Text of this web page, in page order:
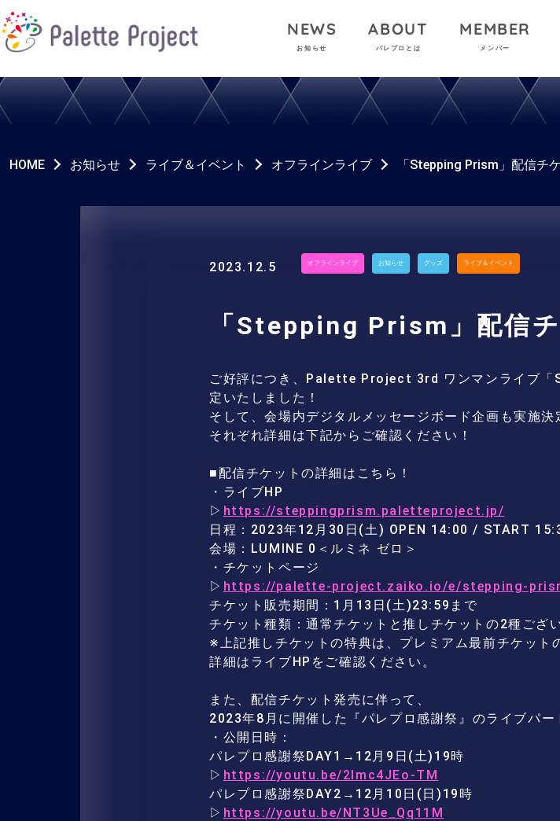
NEWS
お知らせ
ABOUT
パレプロとは
MEMBER
メンバー
HOME お知らせ ライブ＆イベント オフラインライブ 「Stepping Prism」配信チ
2023.12.5 オフラインライブ お知らせ グッズ ライブ＆イベント
「Stepping Prism」配信チ
ご好評につき、Palette Project 3rd ワンマンライブ
定いたしました！
そして、会場内デジタルメッセージボード企画も実施決
それぞれ詳細は下記からご確認ください！
■配信チケットの詳細はこちら！
・ライブHP
▷ https://steppingprism.paletteproject.jp/
日程：2023年12月30日(土) OPEN 14:00 / START
会場：LUMINE 0＜ルミネ ゼロ＞
・チケットページ
▷ https://palette-project.zaiko.io/e/stepping-
チケット販売期間：1月13日(土)23:59まで
チケット種類：通常チケットと推しチケットの2種ござ
※上記推しチケットの特典は、プレミアム最前チケット
詳細はライブHPをご確認ください。
また、配信チケット発売に伴って、
2023年8月に開催した『パレプロ感謝祭』のライブパー
・公開日時：
パレプロ感謝祭DAY1→12月9日(土)19時
▷ https://youtu.be/2lmc4JEo-TM
パレプロ感謝祭DAY2→12月10日(日)19時
▷ https://youtu.be/NT3Ue_Qq11M